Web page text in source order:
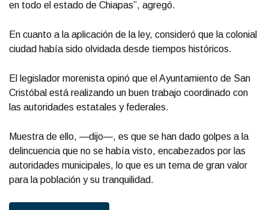
en todo el estado de Chiapas”, agregó.
En cuanto a la aplicación de la ley, consideró que la colonial
ciudad había sido olvidada desde tiempos históricos.
El legislador morenista opinó que el Ayuntamiento de San
Cristóbal está realizando un buen trabajo coordinado con
las autoridades estatales y federales.
Muestra de ello, —dijo—, es que se han dado golpes a la
delincuencia que no se había visto, encabezados por las
autoridades municipales, lo que es un tema de gran valor
para la población y su tranquilidad.